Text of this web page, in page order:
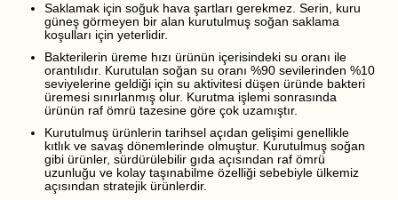
Saklamak için soğuk hava şartları gerekmez. Serin, kuru
güneş görmeyen bir alan kurutulmuş soğan saklama
koşulları için yeterlidir.
Bakterilerin üreme hızı ürünün içerisindeki su oranı ile
orantılıdır. Kurutulan soğan su oranı %90 sevilerinden %10
seviyelerine geldiği için su aktivitesi düşen üründe bakteri
üremesi sınırlanmış olur. Kurutma işlemi sonrasında
ürünün raf ömrü tazesine göre çok uzamıştır.
Kurutulmuş ürünlerin tarihsel açıdan gelişimi genellikle
kıtlık ve savaş dönemlerinde olmuştur. Kurutulmuş soğan
gibi ürünler, sürdürülebilir gıda açısından raf ömrü
uzunluğu ve kolay taşınabilme özelliği sebebiyle ülkemiz
açısından stratejik ürünlerdir.